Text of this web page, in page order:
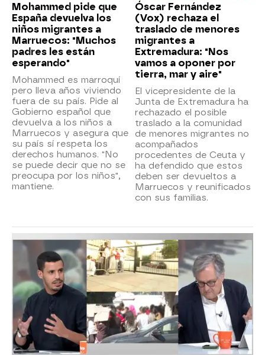
Mohammed pide que
España devuelva los
niños migrantes a
Marruecos: "Muchos
padres les están
esperando"
Mohammed es marroquí
pero lleva años viviendo
fuera de su país. Pide al
Gobierno español que
devuelva a los niños a
Marruecos y asegura que
su país sí respeta los
derechos humanos. "No
se puede decir que no se
preocupa por los niños",
mantiene.
Óscar Fernández
(Vox) rechaza el
traslado de menores
migrantes a
Extremadura: "Nos
vamos a oponer por
tierra, mar y aire"
El vicepresidente de la
Junta de Extremadura ha
rechazado el posible
traslado a la comunidad
de menores migrantes no
acompañados
procedentes de Ceuta y
ha defendido que estos
deben ser devueltos a
Marruecos y reunificados
con sus familias.